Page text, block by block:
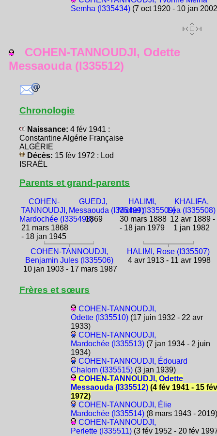
Semha (I335434)(7 oct 1920 - 10 jan
COHEN-TANNOUDJI, Odette
Messaouda (I335512)
Chronologie
Naissance: 4 fév 1941 :
Constantine Algérie Française
ALGÉRIE
Décès: 15 fév 1972 : Lod
ISRAËL
Parents et grand-parents
COHEN-
TANNOUDJI,
Mardochée (I335498)
21 mars 1868
- 18 jan 1945
GUEDJ,
Messaouda (I335499)
1869
HALIMI,
Michel (I335509)
30 mars 1888
- 18 jan 1979
KHALIFA,
Léa (I335508)
12 avr 1889 -
1 jan 1982
COHEN-TANNOUDJI,
Benjamin Jules (I335506)
10 jan 1903 - 17 mars 1987
HALIMI, Rose (I335507)
4 avr 1913 - 11 avr 1998
Frères et sœurs
COHEN-TANNOUDJI,
Odette (I335510)(17 juin 1932 - 22 avr
1933)
COHEN-TANNOUDJI,
Mardochée (I335513)(7 jan 1934 - 2 juin
1934)
COHEN-TANNOUDJI, Édouard
Chalom (I335515)(3 jan 1939)
COHEN-TANNOUDJI, Odette
Messaouda (I335512)(4 fév 1941 - 15 fév
1972)
COHEN-TANNOUDJI, Élie
Mardochée (I335514)(8 mars 1943 - 2019)
COHEN-TANNOUDJI,
Perlette (I335511)(3 fév 1952 - 20 fév